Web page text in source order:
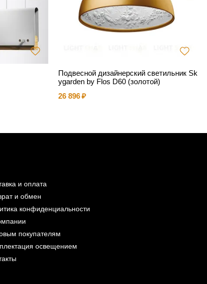
Подвесной дизайнерский светильник Sk
ygarden by Flos D60 (золотой)
26 896
и оплата
и обмен
конфиденциальности
покупателям
освещением